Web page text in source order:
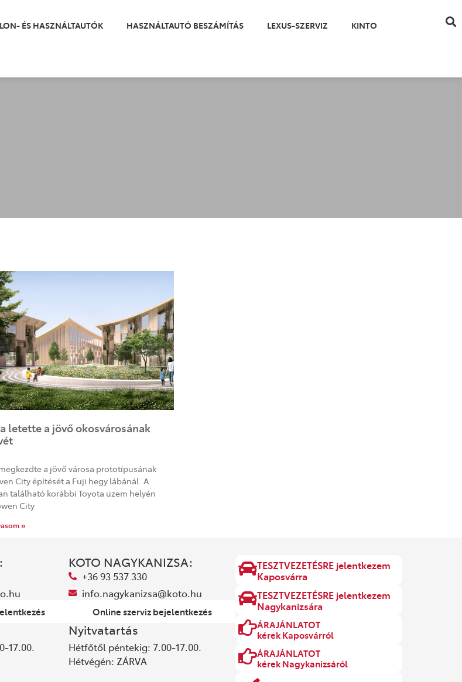
ÉS HASZNÁLTAUTÓK HASZNÁLTAUTÓ BESZÁMÍTÁS LEXUS-SZERVIZ KINTO
letette a jövő okosvárosának
a jövő városa prototípusának
City építését a Fuji hegy lábánál. A
található korábbi Toyota üzem helyén
City
»
17.00.
KOTO NAGYKANIZSA:
+36 93 537 330
info.nagykanizsa@koto.hu
Online szerviz bejelentkezés
Nyitvatartás
Hétfőtől péntekig: 7.00-17.00.
Hétvégén: ZÁRVA
TESZTVEZETÉSRE jelentkezem
Kaposvárra
TESZTVEZETÉSRE jelentkezem
Nagykanizsára
ÁRAJÁNLATOT
kérek Kaposvárról
ÁRAJÁNLATOT
kérek Nagykanizsáról